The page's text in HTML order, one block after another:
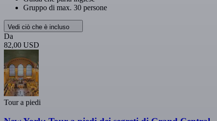
Gruppo di max. 30 persone
Vedi ciò che è incluso
Da
82,00 USD
Tour a piedi